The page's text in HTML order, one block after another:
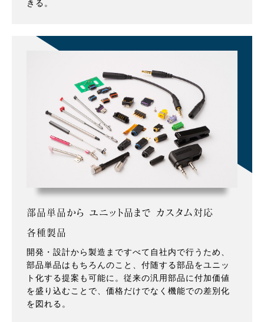
きる。
部品単品から ユニット品まで カスタム対応
各種製品
開発・設計から製造まですべて自社内で行うため、
部品単品はもちろんのこと、付随する部品をユニッ
ト化する提案も可能に。従来の汎用部品に付加価値
を盛り込むことで、価格だけでなく機能での差別化
を図れる。